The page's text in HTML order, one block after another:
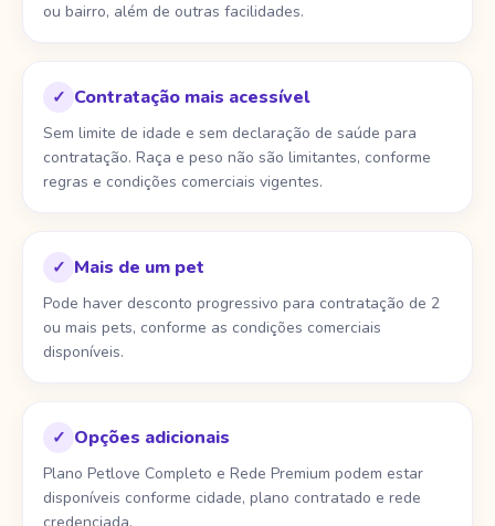
ou bairro, além de outras facilidades.
✓ Contratação mais acessível
Sem limite de idade e sem declaração de saúde para
contratação. Raça e peso não são limitantes, conforme
regras e condições comerciais vigentes.
✓ Mais de um pet
Pode haver desconto progressivo para contratação de 2
ou mais pets, conforme as condições comerciais
disponíveis.
✓ Opções adicionais
Plano Petlove Completo e Rede Premium podem estar
disponíveis conforme cidade, plano contratado e rede